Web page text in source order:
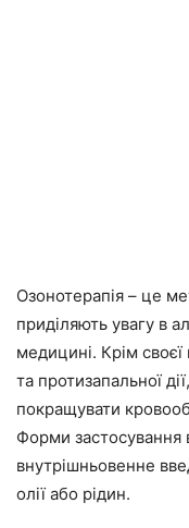
Озонотерапія – це
приділяють увагу в
медицині. Крім своєї
та протизапальної
покращувати
Форми застосування
внутрішньовенне
олії або рідин.